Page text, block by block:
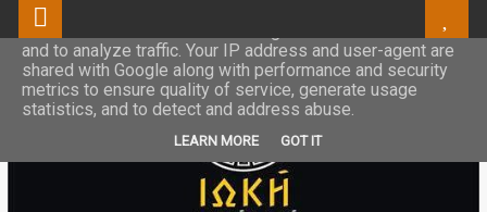
This site uses cookies from Google to deliver its services
and to analyze traffic. Your IP address and user-agent are
shared with Google along with performance and security
metrics to ensure quality of service, generate usage
statistics, and to detect and address abuse.
LEARN MORE GOT IT